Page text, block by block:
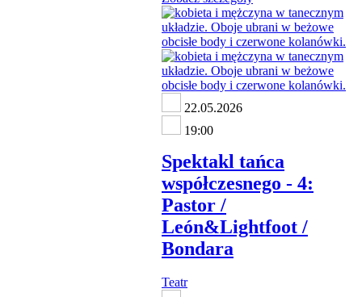
22.05.2026
19:00
Spektakl tańca
współczesnego - 4:
Pastor /
León&Lightfoot /
Bondara
Teatr